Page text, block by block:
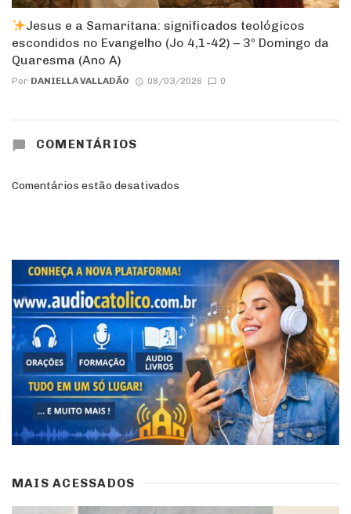
Jesus e a Samaritana: significados teológicos
escondidos no Evangelho (Jo 4,1-42) – 3º Domingo da
Quaresma (Ano A)
Por DANIELLA VALLADÃO 08/03/2026 0
COMENTÁRIOS
Comentários estão desativados
MAIS ACESSADOS